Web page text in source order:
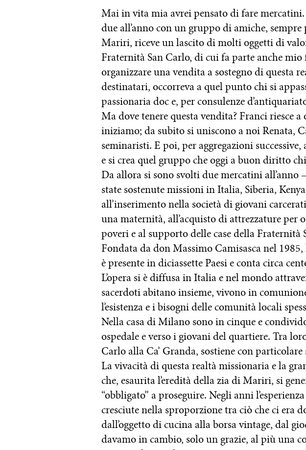
Mai in vita mia avrei pensato di fare
due all’anno con un gruppo di amiche,
Mariri, riceve un lascito di molti oggetti di
Fraternità San Carlo, di cui fa parte anche
organizzare una vendita a sostegno di questa
destinatari, occorreva a quel punto chi si
passionaria doc e, per consulenze
Ma dove tenere questa vendita? Franci riesce
iniziamo; da subito si uniscono a noi Renata,
seminaristi. E poi, per aggregazioni
e si crea quel gruppo che oggi a buon diritto
Da allora si sono svolti due mercatini
state sostenute missioni in Italia, Siberia,
all’inserimento nella società di giovani
una maternità, all’acquisto di attrezzature per
poveri e al supporto delle case della Fraternità
Fondata da don Massimo Camisasca nel
è presente in diciassette Paesi e conta circa
L’opera si è diffusa in Italia e nel mondo
sacerdoti abitano insieme, vivono in
l’esistenza e i bisogni delle comunità locali
Nella casa di Milano sono in cinque e
ospedale e verso i giovani del quartiere. Tra
Carlo alla Ca’ Granda, sostiene con
La vivacità di questa realtà missionaria e la
che, esaurita l’eredità della zia di Mariri, si
“obbligato” a proseguire. Negli anni
cresciute nella sproporzione tra ciò che ci era
dall’oggetto di cucina alla borsa vintage, dal
davamo in cambio, solo un grazie, al più una